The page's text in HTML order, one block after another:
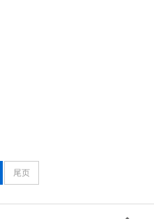
尾页